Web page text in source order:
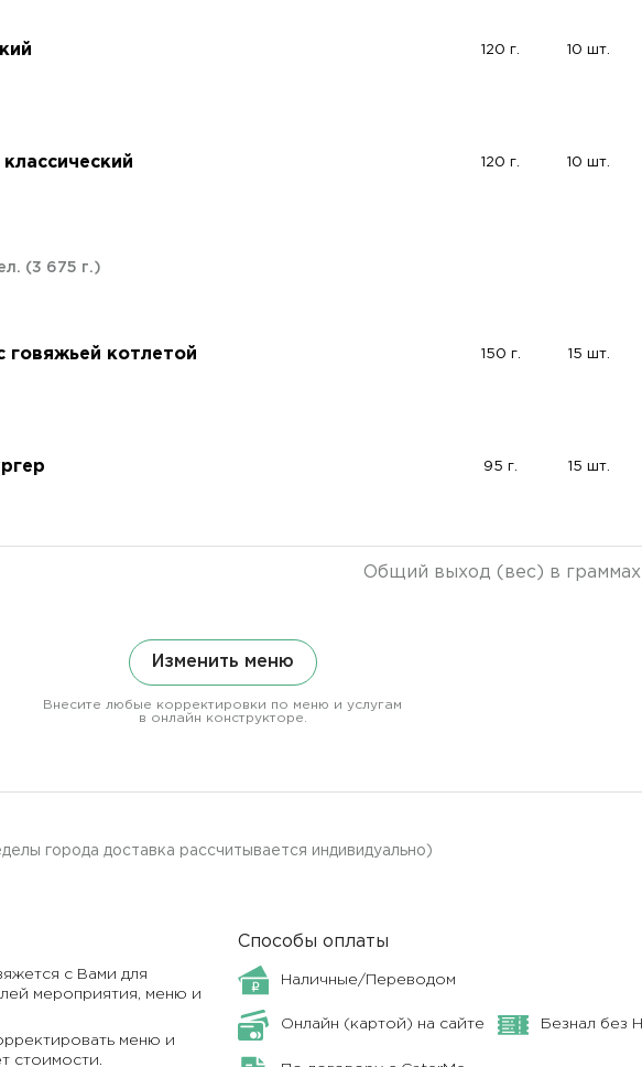
120 г. 10 шт.
120 г. 10 шт.
(3 675 г.)
говяжьей котлетой 150 г. 15 шт.
95 г. 15 шт.
Общий выход (вес) в
Изменить меню
Внесите любые корректировки по меню и услугам
в онлайн конструкторе.
города доставка рассчитывается индивидуально)
с Вами для
мероприятия, меню и
меню и
стоимости.
Способы оплаты
Наличные/Переводом
Онлайн (картой) на сайте Безнал без